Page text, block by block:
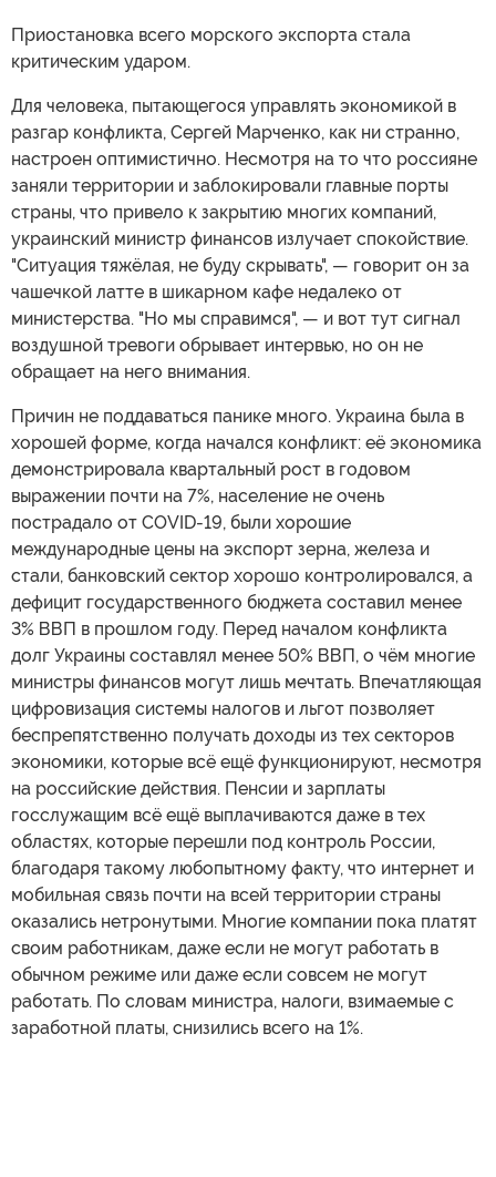
Приостановка всего морского экспорта стала
критическим ударом.
Для человека, пытающегося управлять экономикой в
разгар конфликта, Сергей Марченко, как ни странно,
настроен оптимистично. Несмотря на то что россияне
заняли территории и заблокировали главные порты
страны, что привело к закрытию многих компаний,
украинский министр финансов излучает спокойствие.
"Ситуация тяжёлая, не буду скрывать", — говорит он за
чашечкой латте в шикарном кафе недалеко от
министерства. "Но мы справимся", — и вот тут сигнал
воздушной тревоги обрывает интервью, но он не
обращает на него внимания.
Причин не поддаваться панике много. Украина была в
хорошей форме, когда начался конфликт: её экономика
демонстрировала квартальный рост в годовом
выражении почти на 7%, население не очень
пострадало от COVID-19, были хорошие
международные цены на экспорт зерна, железа и
стали, банковский сектор хорошо контролировался, а
дефицит государственного бюджета составил менее
3% ВВП в прошлом году. Перед началом конфликта
долг Украины составлял менее 50% ВВП, о чём многие
министры финансов могут лишь мечтать. Впечатляющая
цифровизация системы налогов и льгот позволяет
беспрепятственно получать доходы из тех секторов
экономики, которые всё ещё функционируют, несмотря
на российские действия. Пенсии и зарплаты
госслужащим всё ещё выплачиваются даже в тех
областях, которые перешли под контроль России,
благодаря такому любопытному факту, что интернет и
мобильная связь почти на всей территории страны
оказались нетронутыми. Многие компании пока платят
своим работникам, даже если не могут работать в
обычном режиме или даже если совсем не могут
работать. По словам министра, налоги, взимаемые с
заработной платы, снизились всего на 1%.